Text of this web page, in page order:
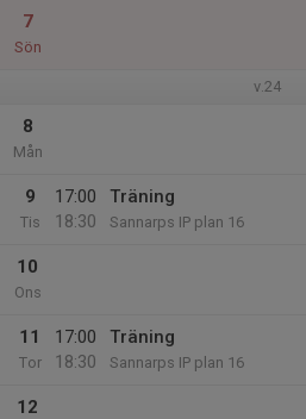
7
Sön
v.24
8
Mån
9
Tis
17:00
18:30
Träning
Sannarps IP plan 16
10
Ons
11
Tor
17:00
18:30
Träning
Sannarps IP plan 16
12